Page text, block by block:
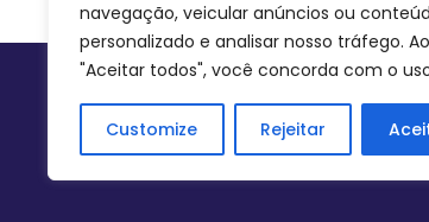
navegação, veicular anúncios ou
personalizado e analisar nosso tráfego.
"Aceitar todos", você concorda com o
Customize Rejeitar
Siga-nos